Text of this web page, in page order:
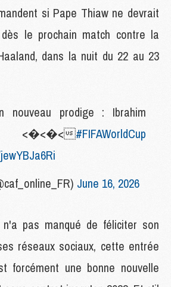
si Pape Thiaw ne devrait
le prochain match contre la
dans la nuit du 22 au 23
nouveau prodige : Ibrahim
<�<�< #FIFAWorldCup
June 16, 2026
pas manqué de féliciter son
réseaux sociaux, cette entrée
forcément une bonne nouvelle